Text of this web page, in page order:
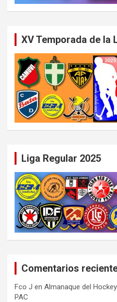
XV Temporada de la
Liga Regular 2025
Comentarios
Fco J en Almanaque del
PAC